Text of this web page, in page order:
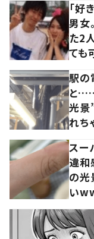
「好
男女
た2
ても
駅の
と
光景
れち
スー
違和
の光
い